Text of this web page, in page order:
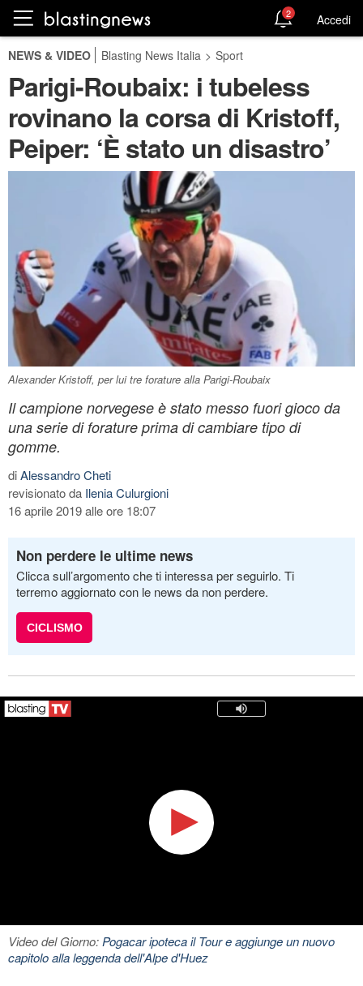
2 Accedi
NEWS & VIDEO Blasting News Italia > Sport
Parigi-Roubaix: i tubeless
rovinano la corsa di Kristoff,
Peiper: ‘È stato un disastro’
Alexander Kristoff, per lui tre forature alla Parigi-Roubaix
Il campione norvegese è stato messo fuori gioco da
una serie di forature prima di cambiare tipo di
gomme.
diAlessandro Cheti
revisionato da Ilenia Culurgioni
16 aprile 2019 alle ore 18:07
Non perdere le ultime news
Clicca sull’argomento che ti interessa per seguirlo. Ti
terremo aggiornato con le news da non perdere.
CICLISMO
Video del Giorno:Pogacar ipoteca il Tour e aggiunge un nuovo
capitolo alla leggenda dell'Alpe d'Huez